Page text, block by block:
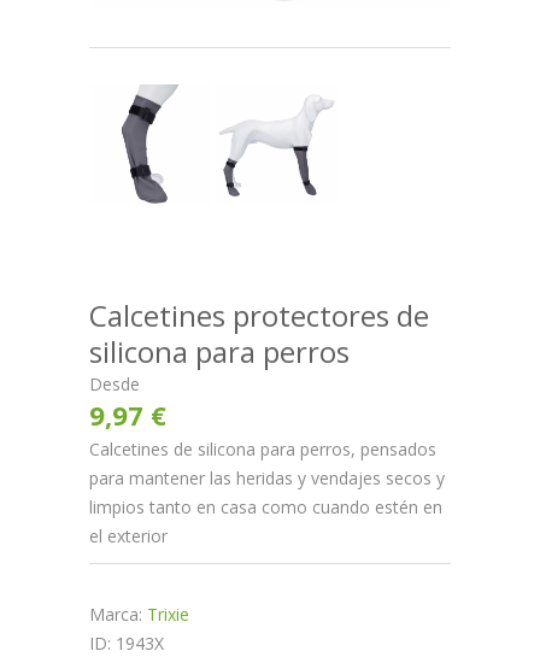
Calcetines protectores de
silicona para perros
Desde
9,97 €
Calcetines de silicona para perros, pensados
para mantener las heridas y vendajes secos y
limpios tanto en casa como cuando estén en
el exterior
Marca: Trixie
ID: 1943X